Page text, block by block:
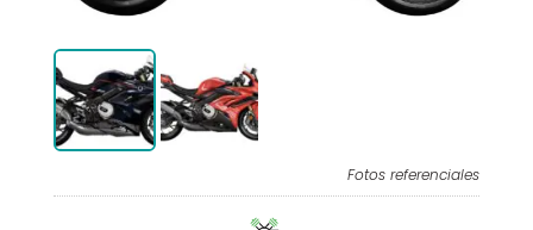
Fotos referenciales